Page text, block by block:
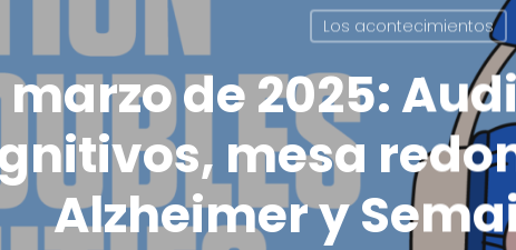
Los acontecimientos
marzo de 2025:
mesa
Alzheimer y